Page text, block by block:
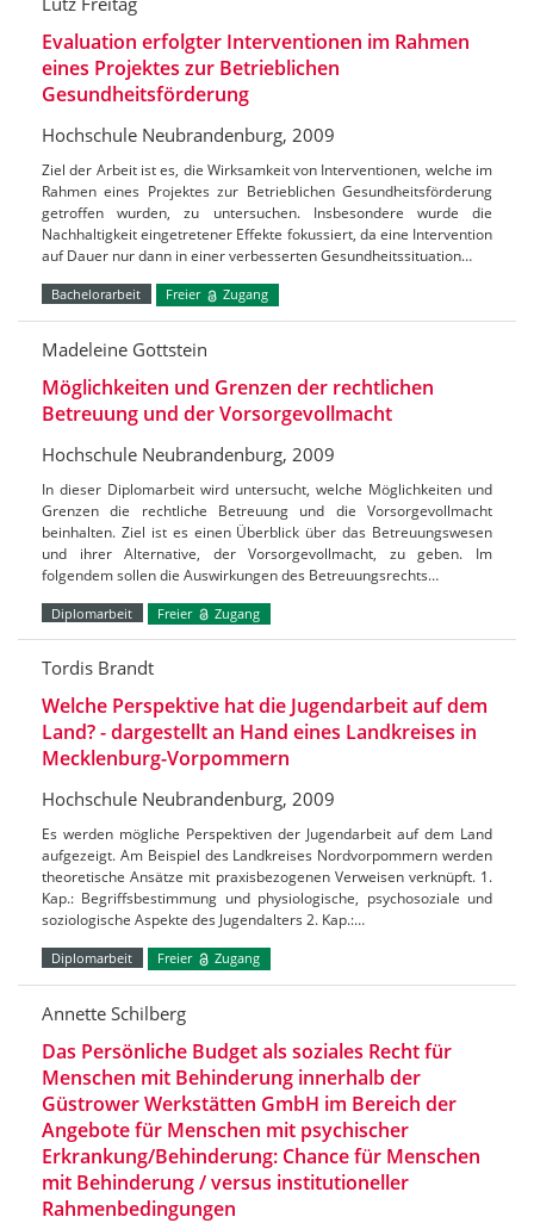
Evaluation erfolgter Interventionen im Rahmen
eines Projektes zur Betrieblichen
Gesundheitsförderung
Hochschule Neubrandenburg, 2009
Ziel der Arbeit ist es, die Wirksamkeit von Interventionen, welche im
Rahmen eines Projektes zur Betrieblichen Gesundheitsförderung
getroffen wurden, zu untersuchen. Insbesondere wurde die
Nachhaltigkeit eingetretener Effekte fokussiert, da eine Intervention
auf Dauer nur dann in einer verbesserten Gesundheitssituation…
Bachelorarbeit Freier Zugang
Madeleine Gottstein
Möglichkeiten und Grenzen der rechtlichen
Betreuung und der Vorsorgevollmacht
Hochschule Neubrandenburg, 2009
In dieser Diplomarbeit wird untersucht, welche Möglichkeiten und
Grenzen die rechtliche Betreuung und die Vorsorgevollmacht
beinhalten. Ziel ist es einen Überblick über das Betreuungswesen
und ihrer Alternative, der Vorsorgevollmacht, zu geben. Im
folgendem sollen die Auswirkungen des Betreuungsrechts…
Diplomarbeit Freier Zugang
Tordis Brandt
Welche Perspektive hat die Jugendarbeit auf dem
Land? - dargestellt an Hand eines Landkreises in
Mecklenburg-Vorpommern
Hochschule Neubrandenburg, 2009
Es werden mögliche Perspektiven der Jugendarbeit auf dem Land
aufgezeigt. Am Beispiel des Landkreises Nordvorpommern werden
theoretische Ansätze mit praxisbezogenen Verweisen verknüpft. 1.
Kap.: Begriffsbestimmung und physiologische, psychosoziale und
soziologische Aspekte des Jugendalters 2. Kap.:…
Diplomarbeit Freier Zugang
Annette Schilberg
Das Persönliche Budget als soziales Recht für
Menschen mit Behinderung innerhalb der
Güstrower Werkstätten GmbH im Bereich der
Angebote für Menschen mit psychischer
Erkrankung/Behinderung: Chance für Menschen
mit Behinderung / versus institutioneller
Rahmenbedingungen